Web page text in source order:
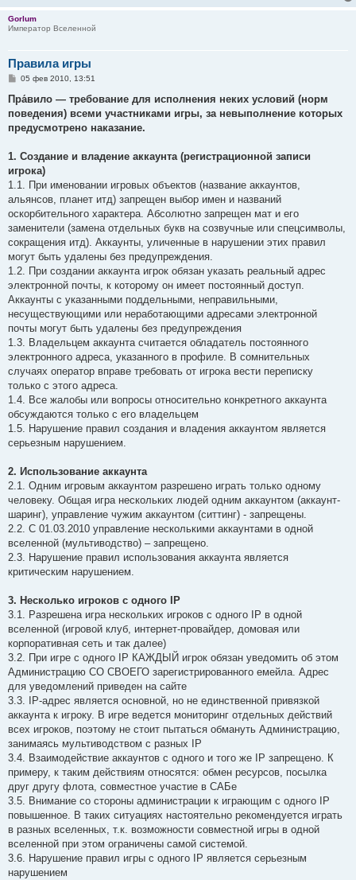
Gorlum
Император Вселенной
Правила игры
С
о
б
щ
е
е
05 фев 2010, 13:51
Пра́вило — требование для исполнения неких условий (норм
поведения) всеми участниками игры, за невыполнение которых
предусмотрено наказание.
1. Создание и владение аккаунта (регистрационной записи
игрока)
1.1. При именовании игровых объектов (название аккаунтов,
альянсов, планет итд) запрещен выбор имен и названий
оскорбительного характера. Абсолютно запрещен мат и его
заменители (замена отдельных букв на созвучные или спецсимволы,
сокращения итд). Аккаунты, уличенные в нарушении этих правил
могут быть удалены без предупреждения.
1.2. При создании аккаунта игрок обязан указать реальный адрес
электронной почты, к которому он имеет постоянный доступ.
Аккаунты с указанными поддельными, неправильными,
несуществующими или неработающими адресами электронной
почты могут быть удалены без предупреждения
1.3. Владельцем аккаунта считается обладатель постоянного
электронного адреса, указанного в профиле. В сомнительных
случаях оператор вправе требовать от игрока вести переписку
только с этого адреса.
1.4. Все жалобы или вопросы относительно конкретного аккаунта
обсуждаются только с его владельцем
1.5. Нарушение правил создания и владения аккаунтом является
серьезным нарушением.
2. Использование аккаунта
2.1. Одним игровым аккаунтом разрешено играть только одному
человеку. Общая игра нескольких людей одним аккаунтом (аккаунт-
шаринг), управление чужим аккаунтом (ситтинг) - запрещены.
2.2. С 01.03.2010 управление несколькими аккаунтами в одной
вселенной (мультиводство) – запрещено.
2.3. Нарушение правил использования аккаунта является
критическим нарушением.
3. Несколько игроков с одного IP
3.1. Разрешена игра нескольких игроков с одного IP в одной
вселенной (игровой клуб, интернет-провайдер, домовая или
корпоративная сеть и так далее)
3.2. При игре с одного IP КАЖДЫЙ игрок обязан уведомить об этом
Администрацию СО СВОЕГО зарегистрированного емейла. Адрес
для уведомлений приведен на сайте
3.3. IP-адрес является основной, но не единственной привязкой
аккаунта к игроку. В игре ведется мониторинг отдельных действий
всех игроков, поэтому не стоит пытаться обмануть Администрацию,
занимаясь мультиводством с разных IP
3.4. Взаимодействие аккаунтов с одного и того же IP запрещено. К
примеру, к таким действиям относятся: обмен ресурсов, посылка
друг другу флота, совместное участие в САБе
3.5. Внимание со стороны администрации к играющим с одного IP
повышенное. В таких ситуациях настоятельно рекомендуется играть
в разных вселенных, т.к. возможности совместной игры в одной
вселенной при этом ограничены самой системой.
3.6. Нарушение правил игры с одного IP является серьезным
нарушением